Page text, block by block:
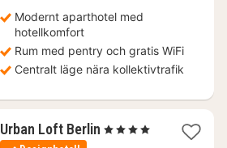
Modernt aparthotel med
hotellkomfort
Rum med pentry och gratis WiFi
Centralt läge nära kollektivtrafik
Urban Loft Berlin 1
, 4 Stjärnor